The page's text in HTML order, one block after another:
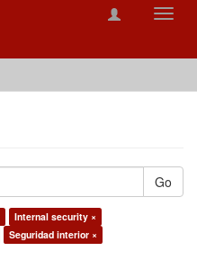
Go
Internal security ×
Seguridad interior ×